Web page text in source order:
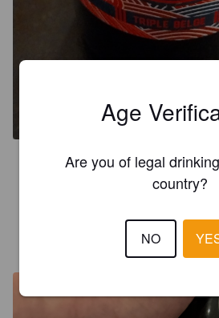
Normand'Ale.
3.3
Age
Are you of legal
country?
NO